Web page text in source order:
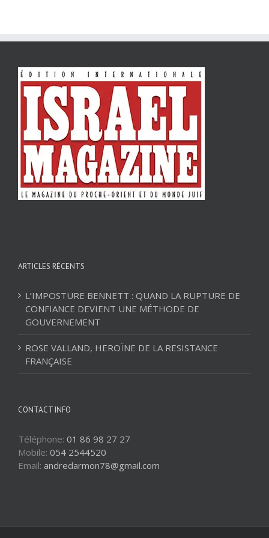
ARTICLES RÉCENTS
L’IMPOSTURE BENNETT : QUAND LA RUPTURE DE
CONFIANCE DEVIENT UNE MÉTHODE DE
GOUVERNEMENT
ROSE VALLAND, HEROÏNE DE LA RESISTANCE
FRANÇAISE
CONTACT INFO
Téléphone: 01 86 98 27 27
Mobile: 054 2544520
Email: andredarmon78@gmail.com